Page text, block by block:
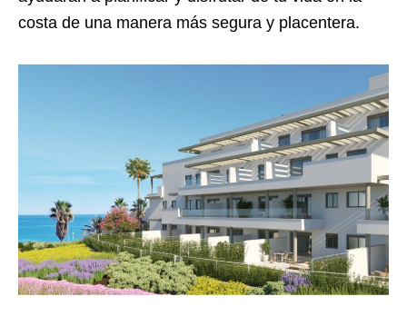
costa de una manera más segura y placentera.